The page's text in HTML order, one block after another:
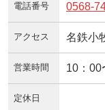
電話番号 0568-
アクセス 名鉄小
営業時間 10：
定休日